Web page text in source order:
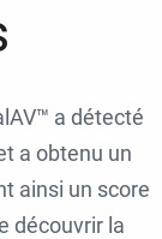
a détecté
a obtenu un
ainsi un score
découvrir la